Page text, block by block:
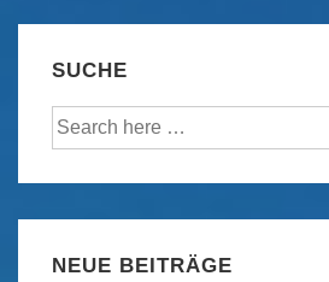
SUCHE
Suche
NEUE BEITRÄGE